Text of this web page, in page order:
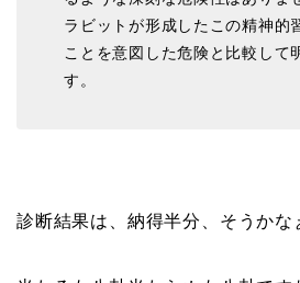
ラビットが形成したこの精神的
ことを意図した危険と比較して
す。
診断結果は、納得半分、そうかな